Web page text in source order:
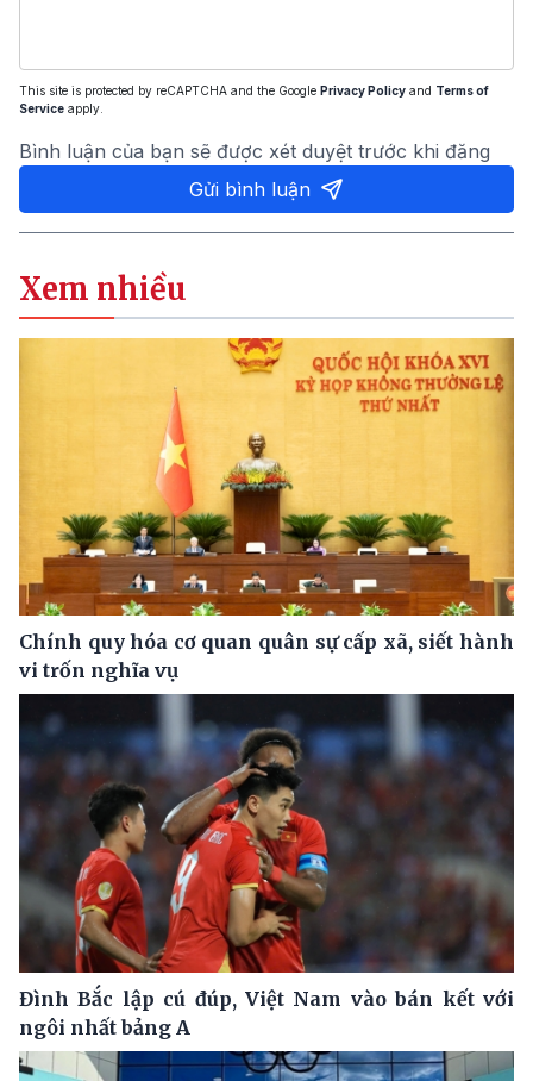
This site is protected by reCAPTCHA and the Google Privacy Policy and Terms of
Service apply.
Bình luận của bạn sẽ được xét duyệt trước khi đăng
Gửi bình luận
Xem nhiều
Chính quy hóa cơ quan quân sự cấp xã, siết hành
vi trốn nghĩa vụ
Đình Bắc lập cú đúp, Việt Nam vào bán kết với
ngôi nhất bảng A